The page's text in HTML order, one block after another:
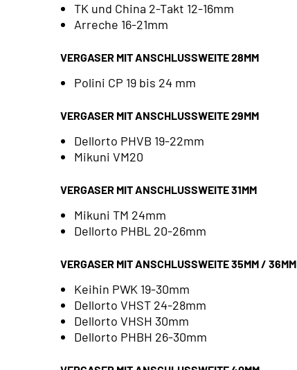
TK und China 2-Takt 12-16mm
Arreche 16-21mm
VERGASER MIT ANSCHLUSSWEITE 28MM
Polini CP 19 bis 24 mm
VERGASER MIT ANSCHLUSSWEITE 29MM
Dellorto PHVB 19-22mm
Mikuni VM20
VERGASER MIT ANSCHLUSSWEITE 31MM
Mikuni TM 24mm
Dellorto PHBL 20-26mm
VERGASER MIT ANSCHLUSSWEITE 35MM / 36MM
Keihin PWK 19-30mm
Dellorto VHST 24-28mm
Dellorto VHSH 30mm
Dellorto PHBH 26-30mm